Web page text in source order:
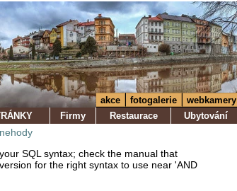
akce fotogalerie
webkamery
Firmy Restaurace Ubytování
SQL syntax; check the manual that
for the right syntax to use near 'AND